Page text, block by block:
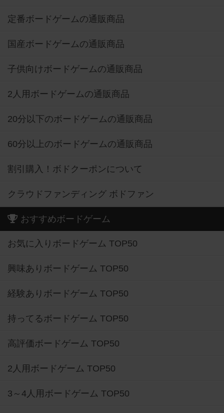
定番ボードゲームの通販商品
国産ボードゲームの通販商品
子供向けボードゲームの通販商品
2人用ボードゲームの通販商品
20分以下のボードゲームの通販商品
60分以上のボードゲームの通販商品
割引購入！ボドクーポンについて
クラウドファンディング ボドファン
おすすめボードゲーム
お気に入りボードゲーム TOP50
興味ありボードゲーム TOP50
経験ありボードゲーム TOP50
持ってるボードゲーム TOP50
高評価ボードゲーム TOP50
2人用ボードゲーム TOP50
3～4人用ボードゲーム TOP50